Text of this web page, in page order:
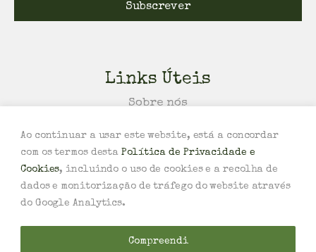
Ao continuar a usar este website, está a concordar
com os termos desta Política de Privacidade e
Cookies, incluindo o uso de cookies e a recolha de
dados e monitorização de tráfego do website através
do Google Analytics.
Compreendi
Subscrever
Links Úteis
Sobre nós
Política de Privacidade e Cookies
Livro de Reclamações
Todos os Direitos Reservados ©2026Hortelã
Design por BOTODACRUZ